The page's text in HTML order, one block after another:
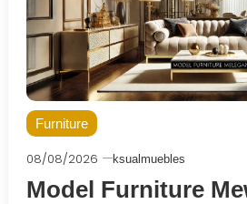
Furniture
08/08/2026 ksualmuebles
Model Furniture